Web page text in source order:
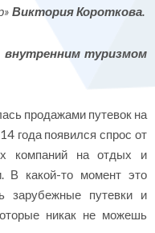
Виктория Короткова.
внутренним туризмом
продажами путевок на
года появился спрос от
компаний на отдых и
В какой-то момент это
зарубежные путевки и
никак не можешь